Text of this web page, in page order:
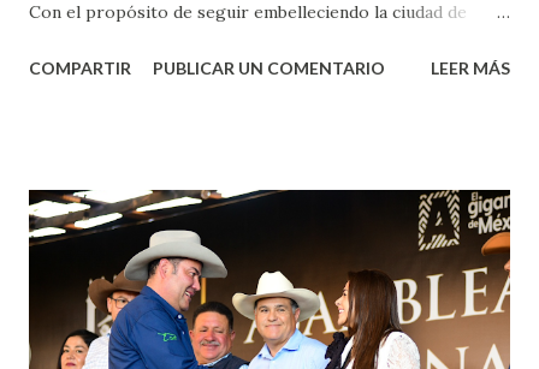
Con el propósito de seguir embelleciendo la ciudad de
municipal, Leo Montañez dio inicio al programa
Corazón Urbano y el Municipio capital. Leo Montañez
informó que en este programa se usarán cerca de 90 mil
metros cuadrados de pintura, para dar inicio en la calle
Nieto, entre Jesús F. Elizondo y la calle 22 de Octubre, con
lo que se aplicará pintura en 66 casas. Posteriormente se
COMPARTIR PUBLICAR UN COMENTARIO LEER MÁS